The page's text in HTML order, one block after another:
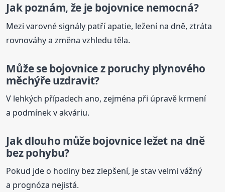
Jak poznám, že je bojovnice nemocná?
Mezi varovné signály patří apatie, ležení na dně, ztráta
rovnováhy a změna vzhledu těla.
Může sebojovnicez poruchy plynového
měchýře uzdravit?
V lehkých případech ano, zejména při úpravě krmení
a podmínek v akváriu.
Jak dlouho můžebojovniceležet na dně
bez pohybu?
Pokud jde o hodiny bez zlepšení, je stav velmi vážný
a prognóza nejistá.